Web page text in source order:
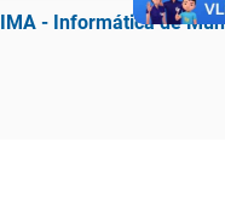
IMA - Informática de